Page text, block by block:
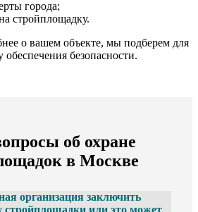
города;
стройплощадку.
о вашем объекте, мы подберем для
безопасности.
об охране
в Москве
организация заключить